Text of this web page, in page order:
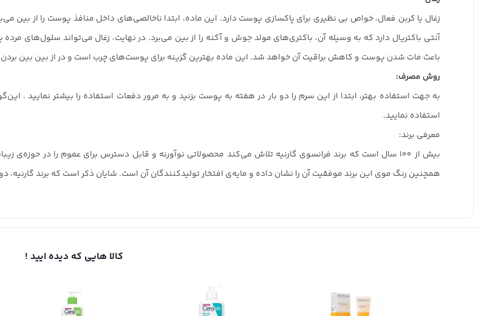
زغال یا کربن فعال، خواص بی نظیری برای پاکسازی پوست دارد. این ماده، ابتدا ناخالصی‌های داخل منافذ پوست را از
آنتی باکتریال دارد که به وسیله آن، باکتری‌های مولد جوش و آکنه را از بین می‌برد. در نهایت، زغال می‌تواند سلول‌های
باعث مات شدن پوست و کاهش براقیت آن خواهد شد. این ماده بهترین گزینه برای پوست‌های چرب است و در از بین بین
روش مصرف:
به جهت استفاده بهتر، ابتدا از این سرم را دو بار در هفته به پوست بزنید و به مرور دفعات استفاده را بیشتر نمایید .
استفاده نمایید.
معرفی برند:
بیش از ۱۰۰ سال است که برند فرانسوی گارنیه تلاش می‌کند محصولاتی نوآورنه و قابل دسترس برای عموم را در
همچنین رنگ موی این برند موفقیت آن را نشان داده و مایه‌ی افتخار تولیدکنندگان آن است. شایان ذکر است که برند گارنیه،
کالا هایی که دیده ایید !